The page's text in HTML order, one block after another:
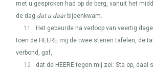
met u gesproken had op de berg, vanuit het
de dag dat u daarbijeenkwam.
11
Het gebeurde na verloop van veertig
toen de HEERE mij de twee stenen tafelen, de
verbond, gaf,
12
dat de HEEREtegen mij zei: Sta op, daal